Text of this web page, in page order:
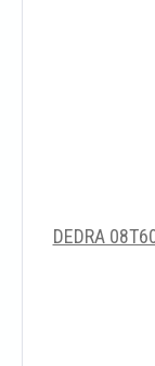
DEDRA